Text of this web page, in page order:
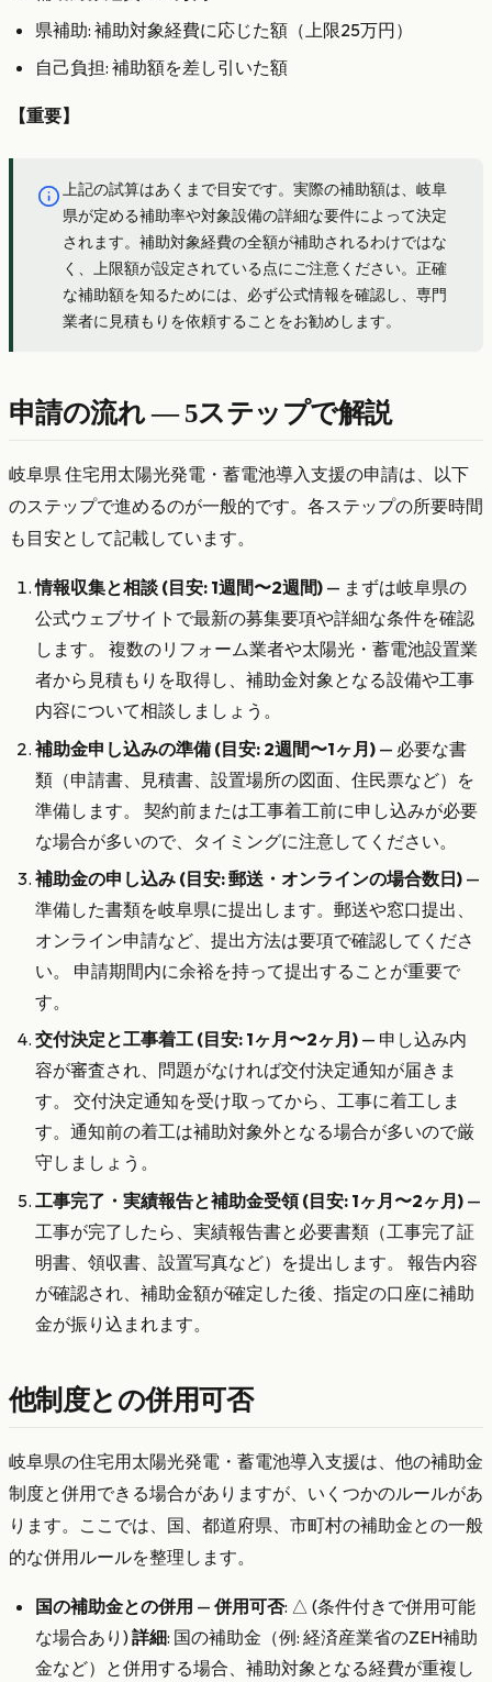
県補助: 補助対象経費に応じた額（上限25万円）
自己負担: 補助額を差し引いた額
【重要】
上記の試算はあくまで目安です。実際の補助額は、岐阜
県が定める補助率や対象設備の詳細な要件によって決定
されます。補助対象経費の全額が補助されるわけではな
く、上限額が設定されている点にご注意ください。正確
な補助額を知るためには、必ず公式情報を確認し、専門
業者に見積もりを依頼することをお勧めします。
申請の流れ — 5ステップで解説
岐阜県 住宅用太陽光発電・蓄電池導入支援の申請は、以下
のステップで進めるのが一般的です。各ステップの所要時間
も目安として記載しています。
情報収集と相談 (目安: 1週間〜2週間) — まずは岐阜県の
公式ウェブサイトで最新の募集要項や詳細な条件を確認
します。 複数のリフォーム業者や太陽光・蓄電池設置業
者から見積もりを取得し、補助金対象となる設備や工事
内容について相談しましょう。
補助金申し込みの準備 (目安: 2週間〜1ヶ月) — 必要な書
類（申請書、見積書、設置場所の図面、住民票など）を
準備します。 契約前または工事着工前に申し込みが必要
な場合が多いので、タイミングに注意してください。
補助金の申し込み (目安: 郵送・オンラインの場合数日) —
準備した書類を岐阜県に提出します。郵送や窓口提出、
オンライン申請など、提出方法は要項で確認してくださ
い。 申請期間内に余裕を持って提出することが重要で
す。
交付決定と工事着工 (目安: 1ヶ月〜2ヶ月) — 申し込み内
容が審査され、問題がなければ交付決定通知が届きま
す。 交付決定通知を受け取ってから、工事に着工しま
す。通知前の着工は補助対象外となる場合が多いので厳
守しましょう。
工事完了・実績報告と補助金受領 (目安: 1ヶ月〜2ヶ月) —
工事が完了したら、実績報告書と必要書類（工事完了証
明書、領収書、設置写真など）を提出します。 報告内容
が確認され、補助金額が確定した後、指定の口座に補助
金が振り込まれます。
他制度との併用可否
岐阜県の住宅用太陽光発電・蓄電池導入支援は、他の補助金
制度と併用できる場合がありますが、いくつかのルールがあ
ります。ここでは、国、都道府県、市町村の補助金との一般
的な併用ルールを整理します。
国の補助金との併用 — 併用可否: △ (条件付きで併用可能
な場合あり)詳細: 国の補助金（例: 経済産業省のZEH補助
金など）と併用する場合、補助対象となる経費が重複し